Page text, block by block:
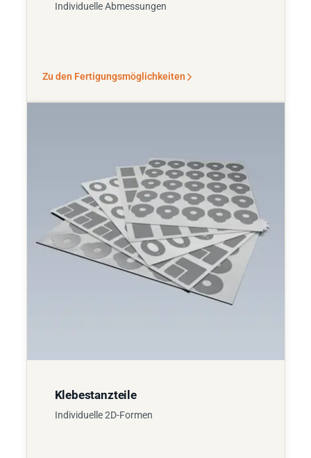
Individuelle Abmessungen
Zu den Fertigungsmöglichkeiten
Klebestanzteile
Individuelle 2D-Formen